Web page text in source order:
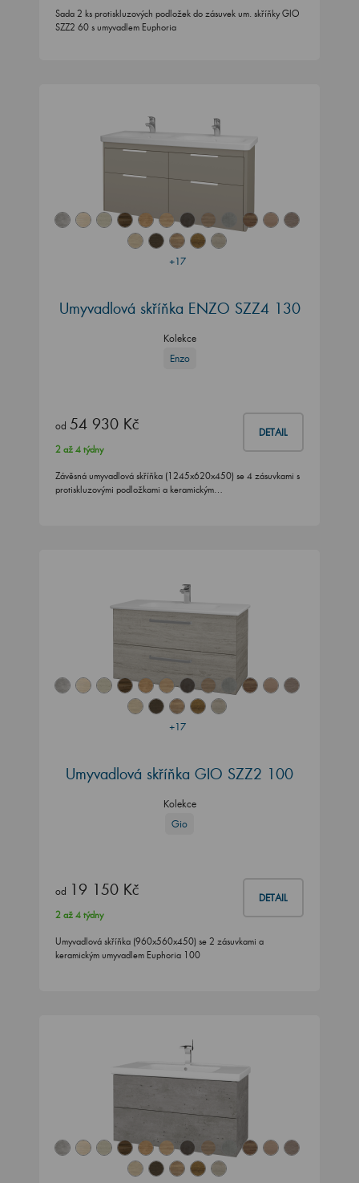
Sada 2 ks protiskluzových podložek do zásuvek um. skříňky GIO
SZZ2 60 s umyvadlem Euphoria
+17
Umyvadlová skříňka ENZO SZZ4 130
Kolekce
Enzo
od 54 930 Kč DETAIL
2 až 4 týdny
Závěsná umyvadlová skříňka (1245x620x450) se 4 zásuvkami s
protiskluzovými podložkami a keramickým…
+17
Umyvadlová skříňka GIO SZZ2 100
Kolekce
Gio
od 19 150 Kč DETAIL
2 až 4 týdny
Umyvadlová skříňka (960x560x450) se 2 zásuvkami a
keramickým umyvadlem Euphoria 100